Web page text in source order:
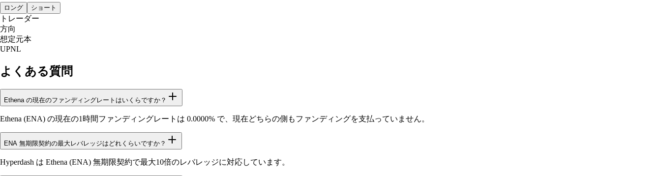
ロング ショート
トレーダー
方向
想定元本
UPNL
よくある質問
Ethena の現在のファンディングレートはいくらですか？
Ethena (ENA) の現在の1時間ファンディングレートは 0.0000% で、現在どちらの側もファンディングを支払っていません。
ENA 無期限契約の最大レバレッジはどれくらいですか？
Hyperdash は Ethena (ENA) 無期限契約で最大10倍のレバレッジに対応しています。